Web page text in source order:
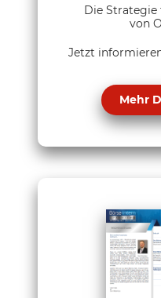
Die Strategie
von
Jetzt
Mehr